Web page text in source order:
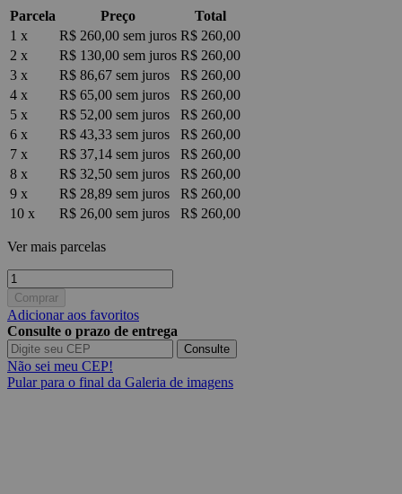
Parcela Preço
Total
1 x
R$ 260,00 sem juros R$ 260,00
2 x
R$ 130,00 sem juros R$ 260,00
3 x
R$ 86,67 sem juros
R$ 260,00
4 x
R$ 65,00 sem juros
R$ 260,00
5 x
R$ 52,00 sem juros
R$ 260,00
6 x
R$ 43,33 sem juros
R$ 260,00
7 x
R$ 37,14 sem juros
R$ 260,00
8 x
R$ 32,50 sem juros
R$ 260,00
9 x
R$ 28,89 sem juros
R$ 260,00
10 x
R$ 26,00 sem juros R$ 260,00
Ver mais parcelas
Comprar
Adicionar aos favoritos
Consulte o prazo de entrega
Consulte
Não sei meu CEP!
Pular para o final da Galeria de imagens